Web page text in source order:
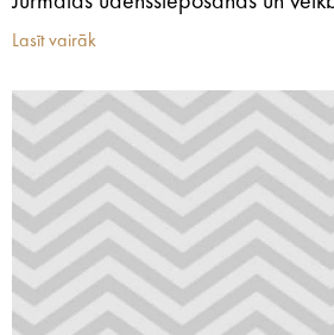
Lasīt vairāk